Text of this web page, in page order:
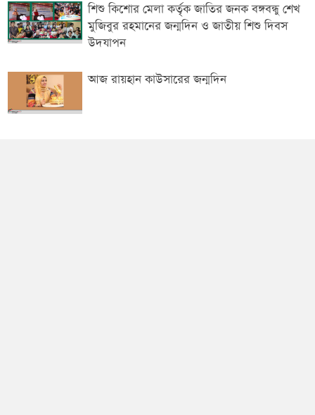
শিশু কিশোর মেলা কর্তৃক জাতির জনক বঙ্গবন্ধু শেখ
মুজিবুর রহমানের জন্মদিন ও জাতীয় শিশু দিবস
উদযাপন
আজ রায়হান কাউসারের জন্মদিন